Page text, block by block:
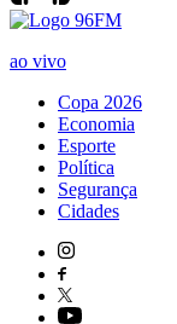
ao vivo
Copa 2026
Economia
Esporte
Política
Segurança
Cidades